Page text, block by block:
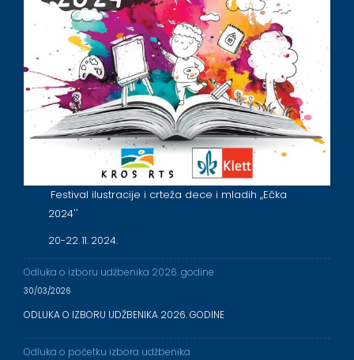
Festival ilustracije i crteža dece i mladih ,,Ečka
2024''
20-22. 11. 2024.
Odluka o izboru udžbenika 2026. godine
30/03/2026
ODLUKA O IZBORU UDŽBENIKA 2026. GODINE
Odluka o početku izbora udžbenika